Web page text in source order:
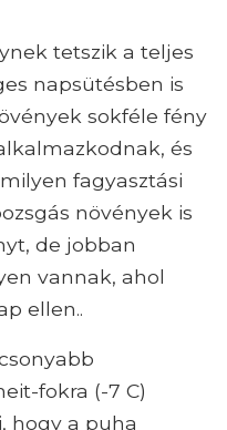
tetszik a teljes
napsütésben is
sokféle fény
és
fagyasztási
növények is
de jobban
vannak, ahol
ellen..
fokra (-7 C)
hogy a puha